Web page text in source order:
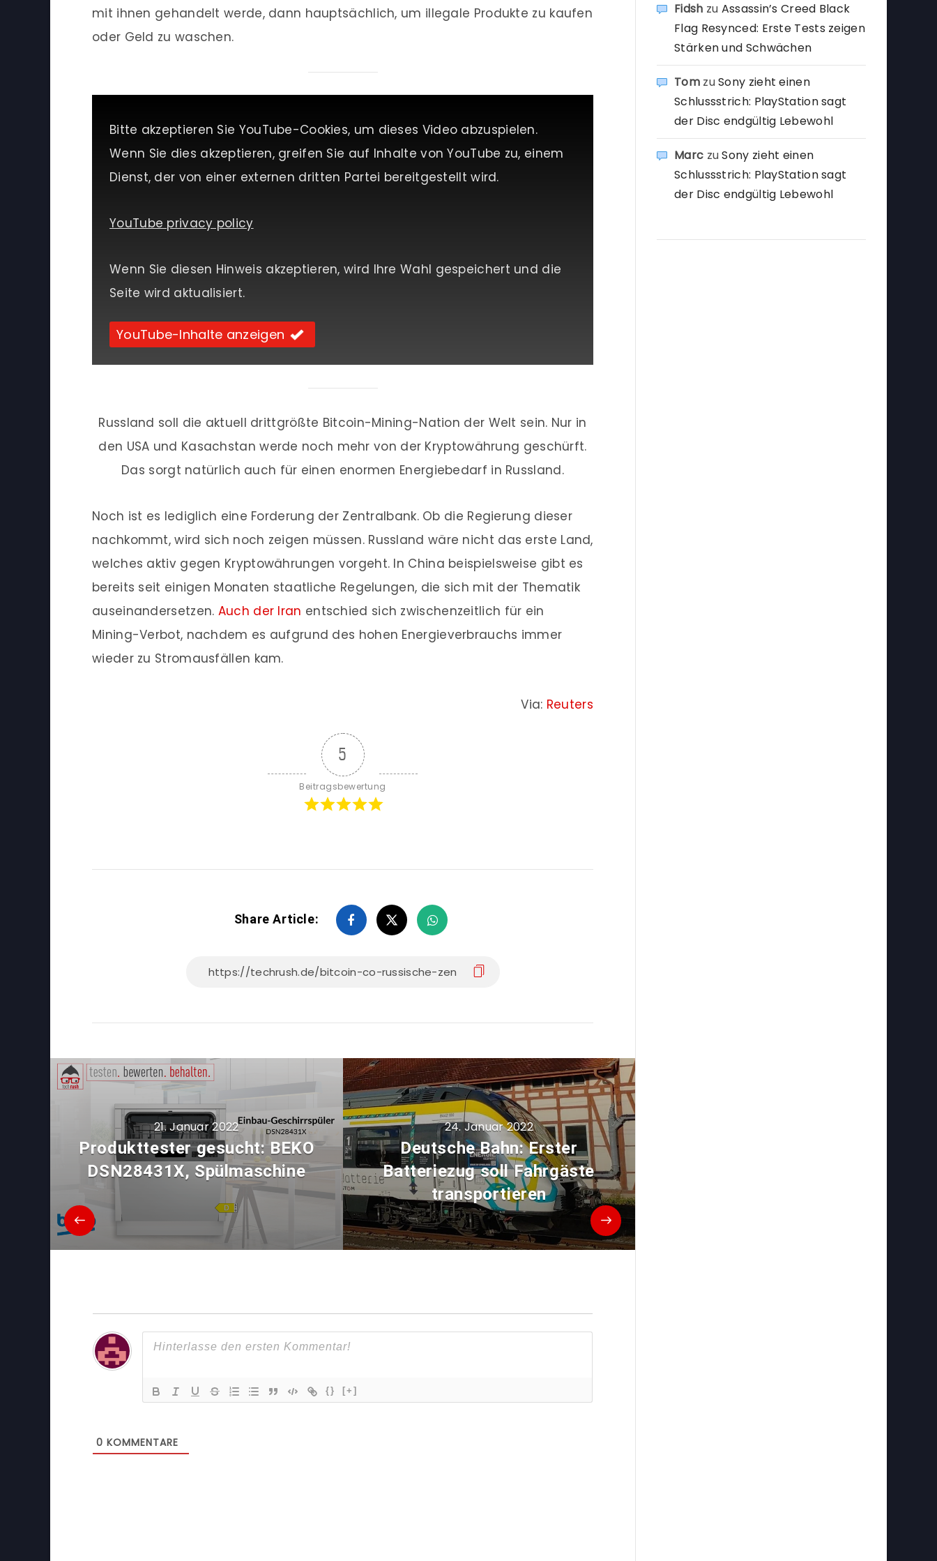
mit ihnen gehandelt werde, dann hauptsächlich, um illegale Produkte zu kaufen
oder Geld zu waschen.
Bitte akzeptieren Sie YouTube-Cookies, um dieses Video abzuspielen.
Wenn Sie dies akzeptieren, greifen Sie auf Inhalte von YouTube zu, einem
Dienst, der von einer externen dritten Partei bereitgestellt wird.
YouTube privacy policy
Wenn Sie diesen Hinweis akzeptieren, wird Ihre Wahl gespeichert und die
Seite wird aktualisiert.
YouTube-Inhalte anzeigen
Russland soll die aktuell drittgrößte Bitcoin-Mining-Nation der Welt sein. Nur in
den USA und Kasachstan werde noch mehr von der Kryptowährung geschürft.
Das sorgt natürlich auch für einen enormen Energiebedarf in Russland.
Noch ist es lediglich eine Forderung der Zentralbank. Ob die Regierung dieser
nachkommt, wird sich noch zeigen müssen. Russland wäre nicht das erste Land,
welches aktiv gegen Kryptowährungen vorgeht. In China beispielsweise gibt es
bereits seit einigen Monaten staatliche Regelungen, die sich mit der Thematik
auseinandersetzen. Auch der Iran entschied sich zwischenzeitlich für ein
Mining-Verbot, nachdem es aufgrund des hohen Energieverbrauchs immer
wieder zu Stromausfällen kam.
Via: Reuters
5
Beitragsbewertung
Share Article:
21. Januar 2022
Produkttester gesucht: BEKO
DSN28431X, Spülmaschine
24. Januar 2022
Deutsche Bahn: Erster
Batteriezug soll Fahrgäste
transportieren
{} [+]
0 KOMMENTARE
Fidsh zu Assassin’s Creed Black
Flag Resynced: Erste Tests zeigen
Stärken und Schwächen
TomzuSony zieht einen
Schlussstrich: PlayStation sagt
der Disc endgültig Lebewohl
Marc zuSony zieht einen
Schlussstrich: PlayStation sagt
der Disc endgültig Lebewohl